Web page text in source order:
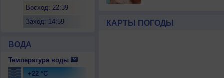
Восход: 22:39
Заход: 14:59
ВОДА
Температура воды
+22 °C
КАРТЫ ПОГОДЫ